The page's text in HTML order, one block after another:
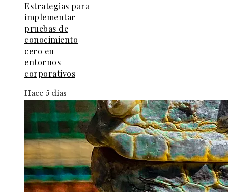
Estrategias para
implementar
pruebas de
conocimiento
cero en
entornos
corporativos
Hace 5 días